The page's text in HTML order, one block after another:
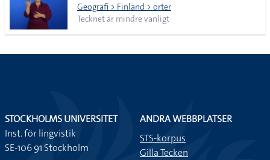
Geografi > Finland > orter
Tecknet är mindre vanligt
STOCKHOLMS UNIVERSITET
Inst. för lingvistik
SE-106 91 Stockholm
ANDRA WEBBPLATSER
STS-korpus
Gilla Tecken